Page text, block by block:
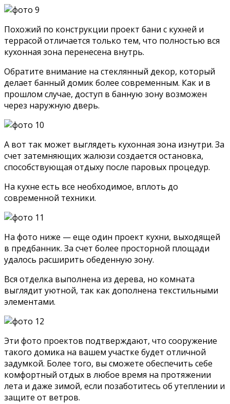
Похожий по конструкции проект бани с кухней и
террасой отличается только тем, что полностью вся
кухонная зона перенесена внутрь.
Обратите внимание на стеклянный декор, который
делает банный домик более современным. Как и в
прошлом случае, доступ в банную зону возможен
через наружную дверь.
А вот так может выглядеть кухонная зона изнутри. За
счет затемняющих жалюзи создается остановка,
способствующая отдыху после паровых процедур.
На кухне есть все необходимое, вплоть до
современной техники.
На фото ниже — еще один проект кухни, выходящей
в предбанник. За счет более просторной площади
удалось расширить обеденную зону.
Вся отделка выполнена из дерева, но комната
выглядит уютной, так как дополнена текстильными
элементами.
Эти фото проектов подтверждают, что сооружение
такого домика на вашем участке будет отличной
задумкой. Более того, вы сможете обеспечить себе
комфортный отдых в любое время на протяжении
лета и даже зимой, если позаботитесь об утеплении и
защите от ветров.